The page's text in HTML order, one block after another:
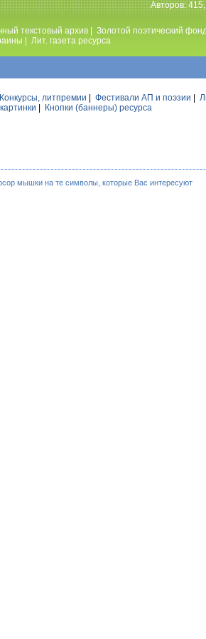
Авторов:
текстовый архив Золотой поэтический
Лит. газета ресурса
Конкурсы, литпремии Фестивали АП и поэзии
Кнопки (баннеры) ресурса
мышки на те символы, которые Вас интересуют